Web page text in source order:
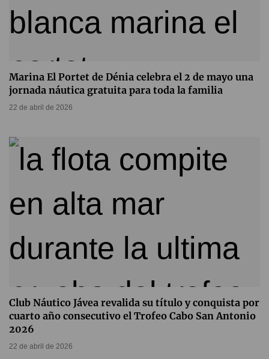
Marina El Portet de Dénia celebra el 2 de mayo una
jornada náutica gratuita para toda la familia
22 de abril de 2026
Club Náutico Jávea revalida su título y conquista por
cuarto año consecutivo el Trofeo Cabo San Antonio
2026
22 de abril de 2026